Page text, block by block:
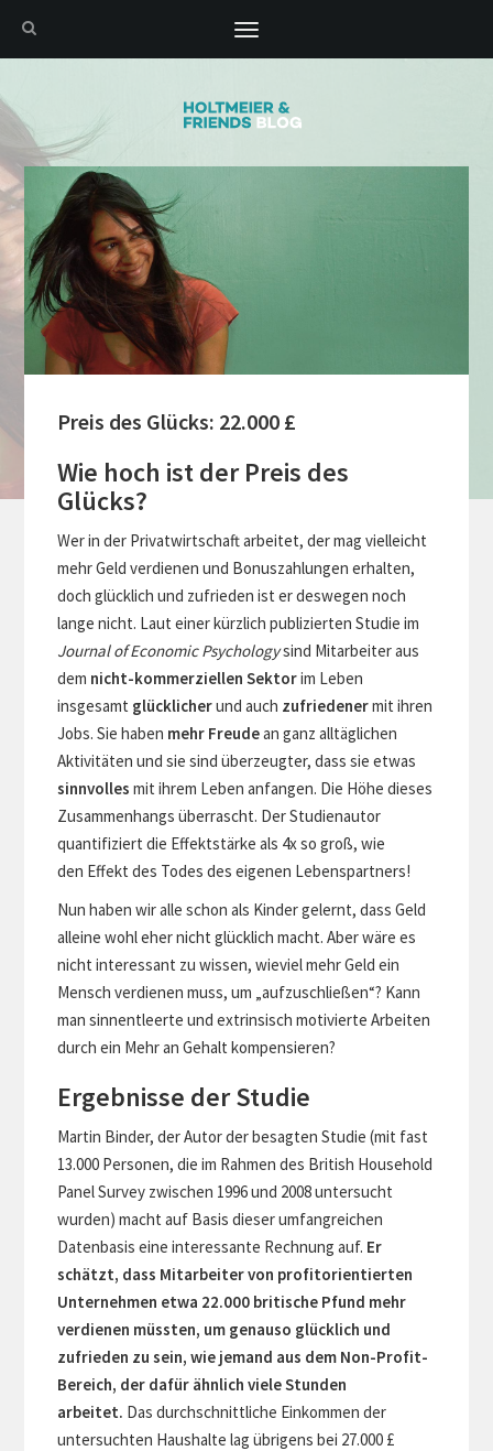
Toggle
navigation
Preis des Glücks: 22.000 £
Wie hoch ist der Preis des
Glücks?
Wer in der Privatwirtschaft arbeitet, der mag vielleicht
mehr Geld verdienen und Bonuszahlungen erhalten,
doch glücklich und zufrieden ist er deswegen noch
lange nicht. Laut einer kürzlich publizierten Studie im
Journal of Economic Psychologysind Mitarbeiter aus
dem nicht-kommerziellen Sektorim Leben
insgesamt glücklicherund auch zufriedenermit ihren
Jobs. Sie haben mehr Freudean ganz alltäglichen
Aktivitäten und sie sind überzeugter, dass sie etwas
sinnvolles mit ihrem Leben anfangen. Die Höhe dieses
Zusammenhangs überrascht. Der Studienautor
quantifiziert die Effektstärke als 4x so groß, wie
den Effekt des Todes des eigenen Lebenspartners!
Nun haben wir alle schon als Kinder gelernt, dass Geld
alleine wohl eher nicht glücklich macht. Aber wäre es
nicht interessant zu wissen, wieviel mehr Geld ein
Mensch verdienen muss, um „aufzuschließen“? Kann
man sinnentleerte und extrinsisch motivierte Arbeiten
durch ein Mehr an Gehalt kompensieren?
Ergebnisse der Studie
Martin Binder, der Autor der besagten Studie (mit fast
13.000 Personen, die im Rahmen des British Household
Panel Survey zwischen 1996 und 2008 untersucht
wurden) macht auf Basis dieser umfangreichen
Datenbasis eine interessante Rechnung auf. Er
schätzt, dass Mitarbeiter von profitorientierten
Unternehmen etwa 22.000 britische Pfund mehr
verdienen müssten, um genauso glücklich und
zufrieden zu sein, wie jemand aus dem Non-Profit-
Bereich, der dafür ähnlich viele Stunden
arbeitet. Das durchschnittliche Einkommen der
untersuchten Haushalte lag übrigens bei 27.000 £